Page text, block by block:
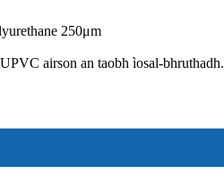
250μm
airson an taobh ìosal-bhruthadh.